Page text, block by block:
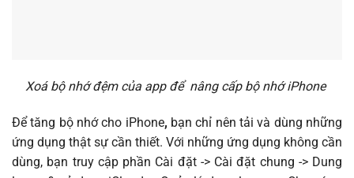
Xoá bộ nhớ đệm của app để nâng cấp bộ nhớ iPhone
Để tăng bộ nhớ cho iPhone, bạn chỉ nên tải và dùng những
ứng dụng thật sự cần thiết. Với những ứng dụng không cần
dùng, bạn truy cập phần Cài đặt -> Cài đặt chung -> Dung